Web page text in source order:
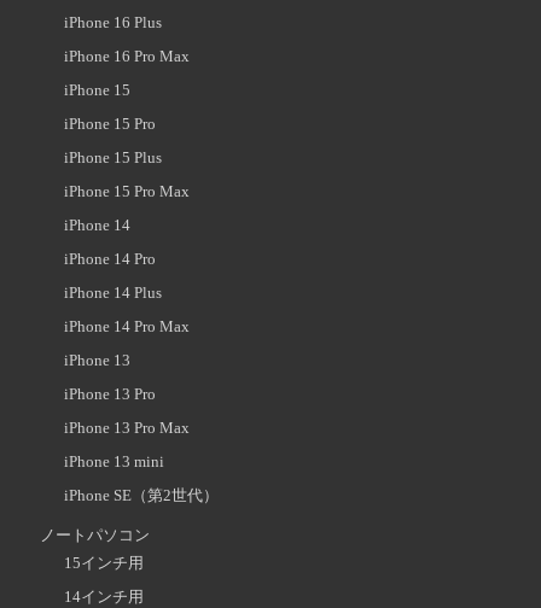
iPhone 16 Plus
iPhone 16 Pro Max
iPhone 15
iPhone 15 Pro
iPhone 15 Plus
iPhone 15 Pro Max
iPhone 14
iPhone 14 Pro
iPhone 14 Plus
iPhone 14 Pro Max
iPhone 13
iPhone 13 Pro
iPhone 13 Pro Max
iPhone 13 mini
iPhone SE（第2世代）
ノートパソコン
15インチ用
14インチ用